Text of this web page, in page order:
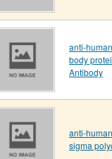
anti-
body
Antibody
anti-
sigma